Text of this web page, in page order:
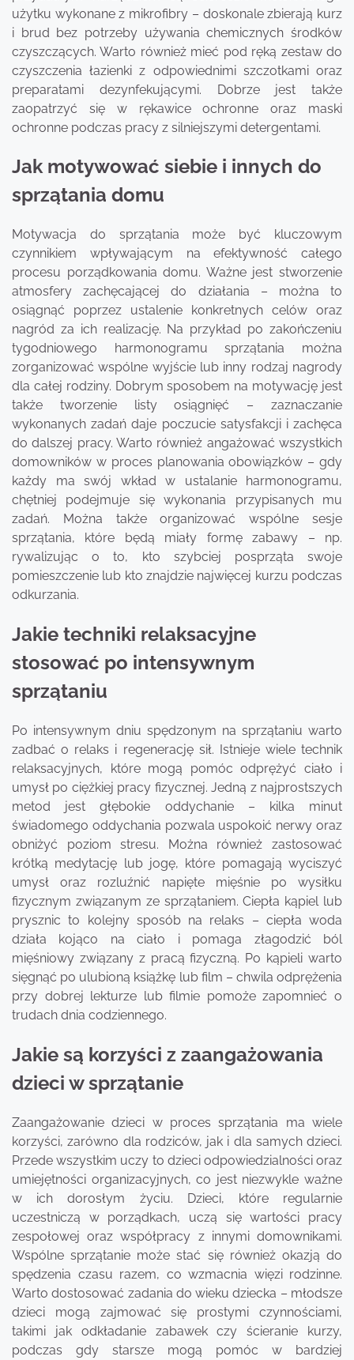
użytku wykonane z mikrofibry – doskonale zbierają kurz
i brud bez potrzeby używania chemicznych środków
czyszczących. Warto również mieć pod ręką zestaw do
czyszczenia łazienki z odpowiednimi szczotkami oraz
preparatami dezynfekującymi. Dobrze jest także
zaopatrzyć się w rękawice ochronne oraz maski
ochronne podczas pracy z silniejszymi detergentami.
Jak motywować siebie i innych do
sprzątania domu
Motywacja do sprzątania może być kluczowym
czynnikiem wpływającym na efektywność całego
procesu porządkowania domu. Ważne jest stworzenie
atmosfery zachęcającej do działania – można to
osiągnąć poprzez ustalenie konkretnych celów oraz
nagród za ich realizację. Na przykład po zakończeniu
tygodniowego harmonogramu sprzątania można
zorganizować wspólne wyjście lub inny rodzaj nagrody
dla całej rodziny. Dobrym sposobem na motywację jest
także tworzenie listy osiągnięć – zaznaczanie
wykonanych zadań daje poczucie satysfakcji i zachęca
do dalszej pracy. Warto również angażować wszystkich
domowników w proces planowania obowiązków – gdy
każdy ma swój wkład w ustalanie harmonogramu,
chętniej podejmuje się wykonania przypisanych mu
zadań. Można także organizować wspólne sesje
sprzątania, które będą miały formę zabawy – np.
rywalizując o to, kto szybciej posprząta swoje
pomieszczenie lub kto znajdzie najwięcej kurzu podczas
odkurzania.
Jakie techniki relaksacyjne
stosować po intensywnym
sprzątaniu
Po intensywnym dniu spędzonym na sprzątaniu warto
zadbać o relaks i regenerację sił. Istnieje wiele technik
relaksacyjnych, które mogą pomóc odprężyć ciało i
umysł po ciężkiej pracy fizycznej. Jedną z najprostszych
metod jest głębokie oddychanie – kilka minut
świadomego oddychania pozwala uspokoić nerwy oraz
obniżyć poziom stresu. Można również zastosować
krótką medytację lub jogę, które pomagają wyciszyć
umysł oraz rozluźnić napięte mięśnie po wysiłku
fizycznym związanym ze sprzątaniem. Ciepła kąpiel lub
prysznic to kolejny sposób na relaks – ciepła woda
działa kojąco na ciało i pomaga złagodzić ból
mięśniowy związany z pracą fizyczną. Po kąpieli warto
sięgnąć po ulubioną książkę lub film – chwila odprężenia
przy dobrej lekturze lub filmie pomoże zapomnieć o
trudach dnia codziennego.
Jakie są korzyści z zaangażowania
dzieci w sprzątanie
Zaangażowanie dzieci w proces sprzątania ma wiele
korzyści, zarówno dla rodziców, jak i dla samych dzieci.
Przede wszystkim uczy to dzieci odpowiedzialności oraz
umiejętności organizacyjnych, co jest niezwykle ważne
w ich dorosłym życiu. Dzieci, które regularnie
uczestniczą w porządkach, uczą się wartości pracy
zespołowej oraz współpracy z innymi domownikami.
Wspólne sprzątanie może stać się również okazją do
spędzenia czasu razem, co wzmacnia więzi rodzinne.
Warto dostosować zadania do wieku dziecka – młodsze
dzieci mogą zajmować się prostymi czynnościami,
takimi jak odkładanie zabawek czy ścieranie kurzy,
podczas gdy starsze mogą pomóc w bardziej